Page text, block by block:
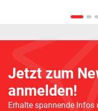
Jetzt zum
anmelden!
Erhalte spannende